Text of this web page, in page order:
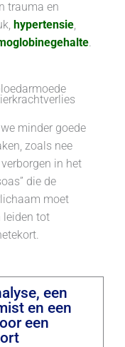
trauma en
hypertensie,
.
minder goede
zoals nee
in het
die de
moet
leiden tot
een
en een
een